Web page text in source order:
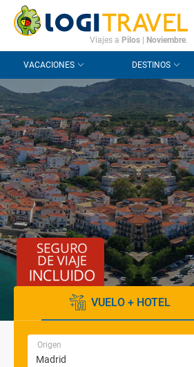
CONTACTO PREGUNTAS FRECUENTES
Viajes a Pilos| Noviembre.
VACACIONES DESTINOS
VUELO + HOTEL
Origen